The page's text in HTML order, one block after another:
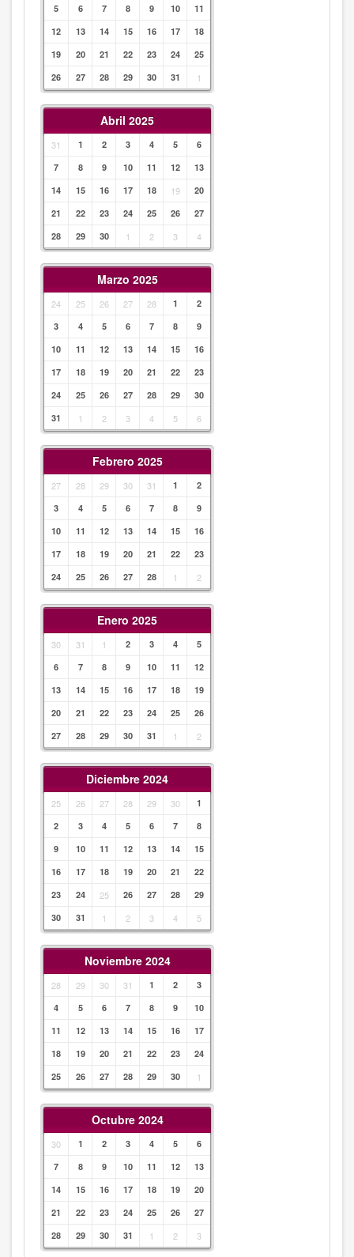
5 6 7 8 9 10
11
12
13 14 15 16 17
18
19
20 21 22 23 24
25
26
27 28 29 30 31 1
Abril 2025
31 1 2 3 4 5
6
7
8 9 10 11 12
13
14
15 16 17 18 19
20
21
22 23 24 25 26
27
28
29 30 1 2 3 4
Marzo 2025
24 25 26 27 28 1
2
3
4 5 6 7 8
9
10
11 12 13 14 15
16
17
18 19 20 21 22
23
24
25 26 27 28 29
30
31
1 2 3 4 5 6
Febrero 2025
27 28 29 30 31 1
2
3
4 5 6 7 8
9
10
11 12 13 14 15
16
17
18 19 20 21 22
23
24
25 26 27 28 1 2
Enero 2025
30 31 1 2 3 4
5
6
7 8 9 10 11
12
13
14 15 16 17 18
19
20
21 22 23 24 25
26
27
28 29 30 31 1 2
Diciembre 2024
25 26 27 28 29 30
1
2
3 4 5 6 7
8
9
10 11 12 13 14
15
16
17 18 19 20 21
22
23
24 25 26 27 28
29
30
31 1 2 3 4 5
Noviembre 2024
28 29 30 31 1 2
3
4
5 6 7 8 9
10
11
12 13 14 15 16
17
18
19 20 21 22 23
24
25
26 27 28 29 30 1
Octubre 2024
30 1 2 3 4 5
6
7
8 9 10 11 12
13
14
15 16 17 18 19
20
21
22 23 24 25 26
27
28
29 30 31 1 2 3